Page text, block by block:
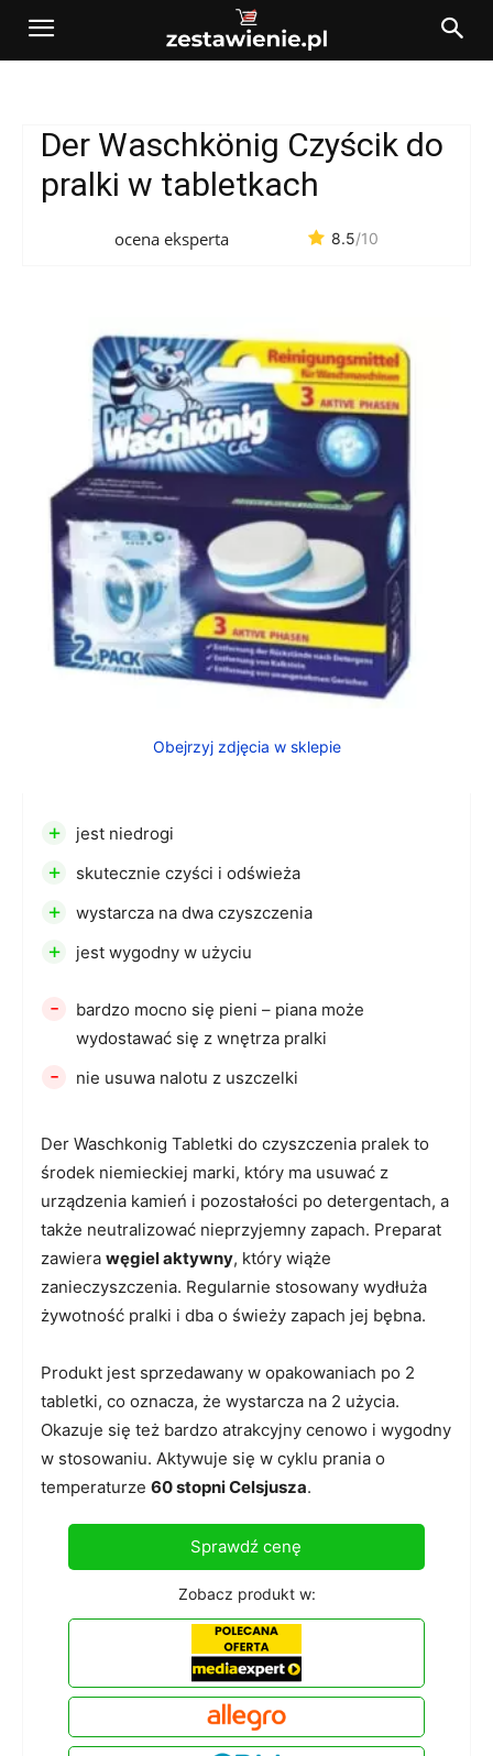
Der Waschkönig Czyścik do
pralki w tabletkach
ocena eksperta 8.5/10
Obejrzyj zdjęcia w sklepie
Der Waschkonig Tabletki do czyszczenia pralek to
środek niemieckiej marki, który ma usuwać z
urządzenia kamień i pozostałości po detergentach, a
także neutralizować nieprzyjemny zapach. Preparat
zawiera węgiel aktywny, który wiąże
zanieczyszczenia. Regularnie stosowany wydłuża
żywotność pralki i dba o świeży zapach jej bębna.
Produkt jest sprzedawany w opakowaniach po 2
tabletki, co oznacza, że wystarcza na 2 użycia.
Okazuje się też bardzo atrakcyjny cenowo i wygodny
w stosowaniu. Aktywuje się w cyklu prania o
temperaturze 60 stopni Celsjusza.
+ jest niedrogi
+ skutecznie czyści i odświeża
+ wystarcza na dwa czyszczenia
+ jest wygodny w użyciu
-
bardzo mocno się pieni – piana może
wydostawać się z wnętrza pralki
- nie usuwa nalotu z uszczelki
Sprawdź cenę
Zobacz produkt w: